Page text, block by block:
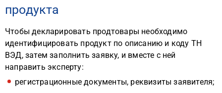
продукта
Чтобы декларировать продтовары необходимо
идентифицировать продукт по описанию и коду ТН
ВЭД, затем заполнить заявку, и вместе с ней
направить эксперту:
регистрационные документы, реквизиты заявителя;